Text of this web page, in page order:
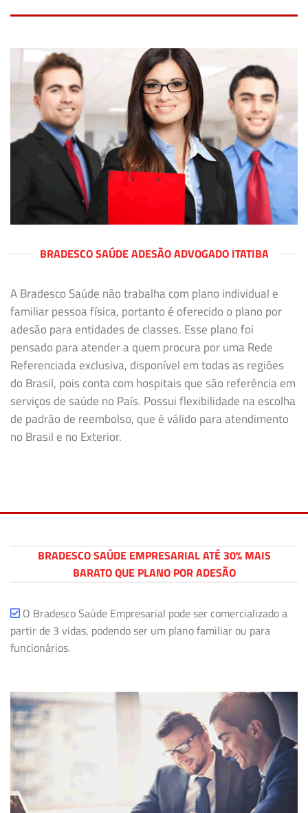
BRADESCO SAÚDE ADESÃO ADVOGADO ITATIBA
A Bradesco Saúde não trabalha com plano individual e
familiar pessoa física, portanto é oferecido o plano por
adesão para entidades de classes. Esse plano foi
pensado para atender a quem procura por uma Rede
Referenciada exclusiva, disponível em todas as regiões
do Brasil, pois conta com hospitais que são referência em
serviços de saúde no País. Possui flexibilidade na escolha
de padrão de reembolso, que é válido para atendimento
no Brasil e no Exterior.
BRADESCO SAÚDE EMPRESARIAL ATÉ 30% MAIS
BARATO QUE PLANO POR ADESÃO
O Bradesco Saúde Empresarial pode ser comercializado a
partir de 3 vidas, podendo ser um plano familiar ou para
funcionários.